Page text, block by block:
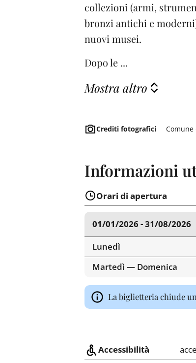
collezioni (armi,
bronzi antichi e
nuovi musei.
Dopo le ...
Mostra altro
Crediti fotografici Comune
Informazioni
Orari di apertura
01/01/2026 - 31/08/2026
Lunedì
Martedì — Domenica
La biglietteria chiude
Accessibilità